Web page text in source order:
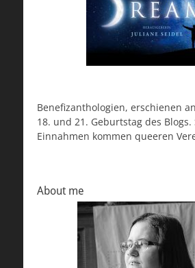
Benefizanthologien, erschienen
18. und 21. Geburtstag des Blogs.
Einnahmen kommen queeren
About me